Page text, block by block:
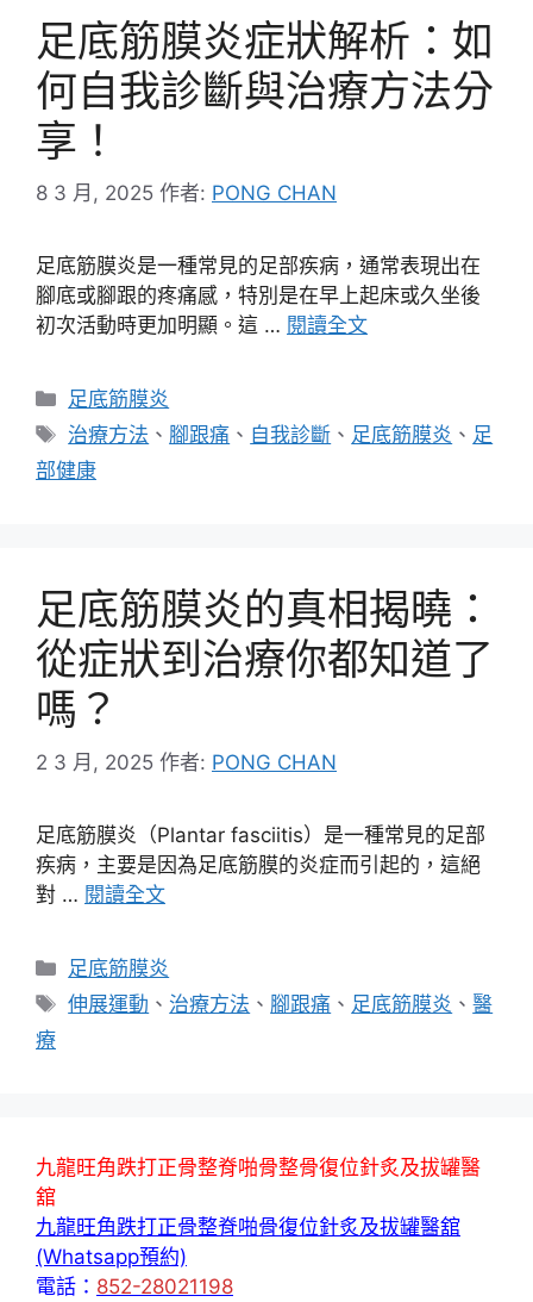
足底筋膜炎症狀解析：如
何自我診斷與治療方法分
享！
8 3 月, 2025 作者: PONG CHAN
足底筋膜炎是一種常見的足部疾病，通常表現出在
腳底或腳跟的疼痛感，特別是在早上起床或久坐後
初次活動時更加明顯。這 … 閱讀全文
分
類
足底筋膜炎
標
籤
治療方法 、 腳跟痛 、 自我診斷 、 足底筋膜炎 、 足
部健康
足底筋膜炎的真相揭曉：
從症狀到治療你都知道了
嗎？
2 3 月, 2025 作者: PONG CHAN
足底筋膜炎（Plantar fasciitis）是一種常見的足部
疾病，主要是因為足底筋膜的炎症而引起的，這絕
對 … 閱讀全文
分
類
足底筋膜炎
標
伸展運動 、 治療方法 、 腳跟痛 、 足底筋膜炎 、醫
療
九龍旺角跌打正骨整脊啪骨整骨復位針炙及拔罐醫
舘
九龍旺角跌打正骨整脊啪骨復位針炙及拔罐醫舘
(Whatsapp預約)
電話： 852-28021198